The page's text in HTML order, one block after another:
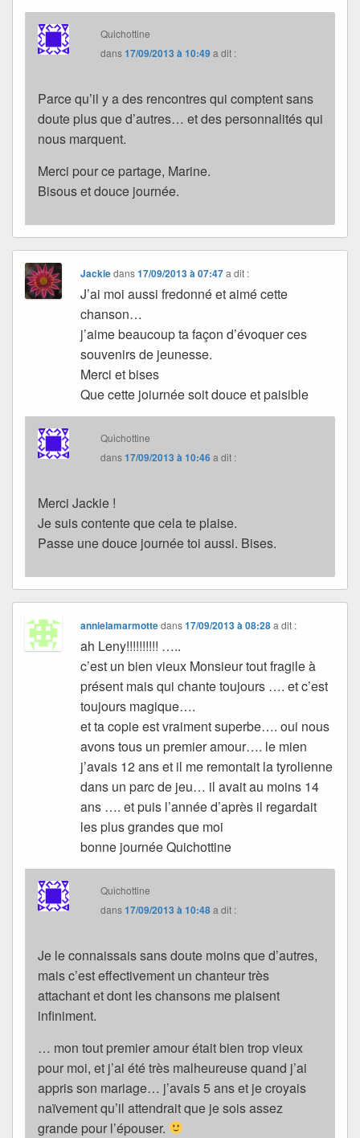
Quichottine
dans17/09/2013 à 10:49a dit :
Parce qu’il y a des rencontres qui comptent sans
doute plus que d’autres… et des personnalités qui
nous marquent.
Merci pour ce partage, Marine.
Bisous et douce journée.
Jackiedans17/09/2013 à 07:47 a dit :
J’ai moi aussi fredonné et aimé cette
chanson…
j’aime beaucoup ta façon d’évoquer ces
souvenirs de jeunesse.
Merci et bises
Que cette joiurnée soit douce et paisible
Quichottine
dans17/09/2013 à 10:46a dit :
Merci Jackie !
Je suis contente que cela te plaise.
Passe une douce journée toi aussi. Bises.
annielamarmottedans17/09/2013 à 08:28 a dit :
ah Leny!!!!!!!!!! …..
c’est un bien vieux Monsieur tout fragile à
présent mais qui chante toujours …. et c’est
toujours magique….
et ta copie est vraiment superbe…. oui nous
avons tous un premier amour…. le mien
j’avais 12 ans et il me remontait la tyrolienne
dans un parc de jeu… il avait au moins 14
ans …. et puis l’année d’après il regardait
les plus grandes que moi
bonne journée Quichottine
Quichottine
dans17/09/2013 à 10:48a dit :
Je le connaissais sans doute moins que d’autres,
mais c’est effectivement un chanteur très
attachant et dont les chansons me plaisent
infiniment.
… mon tout premier amour était bien trop vieux
pour moi, et j’ai été très malheureuse quand j’ai
appris son mariage… j’avais 5 ans et je croyais
naïvement qu’il attendrait que je sois assez
grande pour l’épouser.